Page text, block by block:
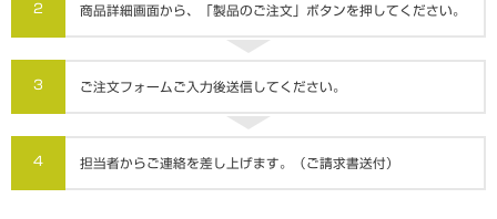
2 商品詳細画面から、「製品のご注文」ボタンを押してください。
3 ご注文フォームご入力後送信してください。
4 担当者からご連絡を差し上げます。（ご請求書送付）